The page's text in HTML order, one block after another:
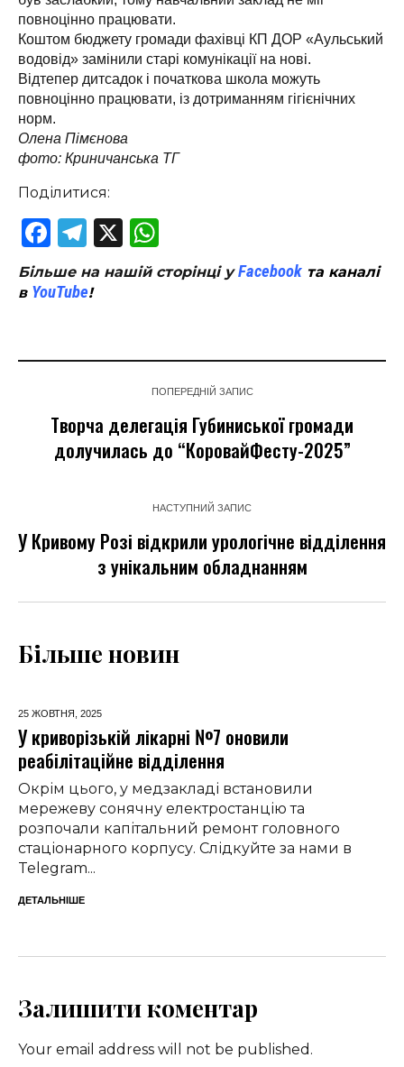
повноцінно працювати.
Коштом бюджету громади фахівці КП ДОР «Аульський
водовід» замінили старі комунікації на нові.
Відтепер дитсадок і початкова школа можуть
повноцінно працювати, із дотриманням гігієнічних
норм.
Олена Пімєнова
фото: Криничанська ТГ
Поділитися:
Facebook
Telegram
X
Більше на нашій сторінці уFacebook та каналі
в YouTube!
ПОПЕРЕДНІЙ ЗАПИС
Творча делегація Губиниської громади
долучилась до “КоровайФесту-2025”
НАСТУПНИЙ ЗАПИС
У Кривому Розі відкрили урологічне відділення
з унікальним обладнанням
Більше новин
25 ЖОВТНЯ, 2025
У криворізькій лікарні №7 оновили
реабілітаційне відділення
Окрім цього, у медзакладі встановили
мережеву сонячну електростанцію та
розпочали капітальний ремонт головного
стаціонарного корпусу. Слідкуйте за нами в
Telegram...
ДЕТАЛЬНІШЕ
Залишити коментар
Your email address will not be published.